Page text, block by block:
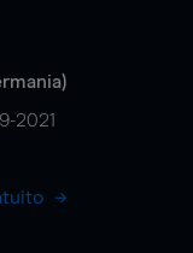
2021